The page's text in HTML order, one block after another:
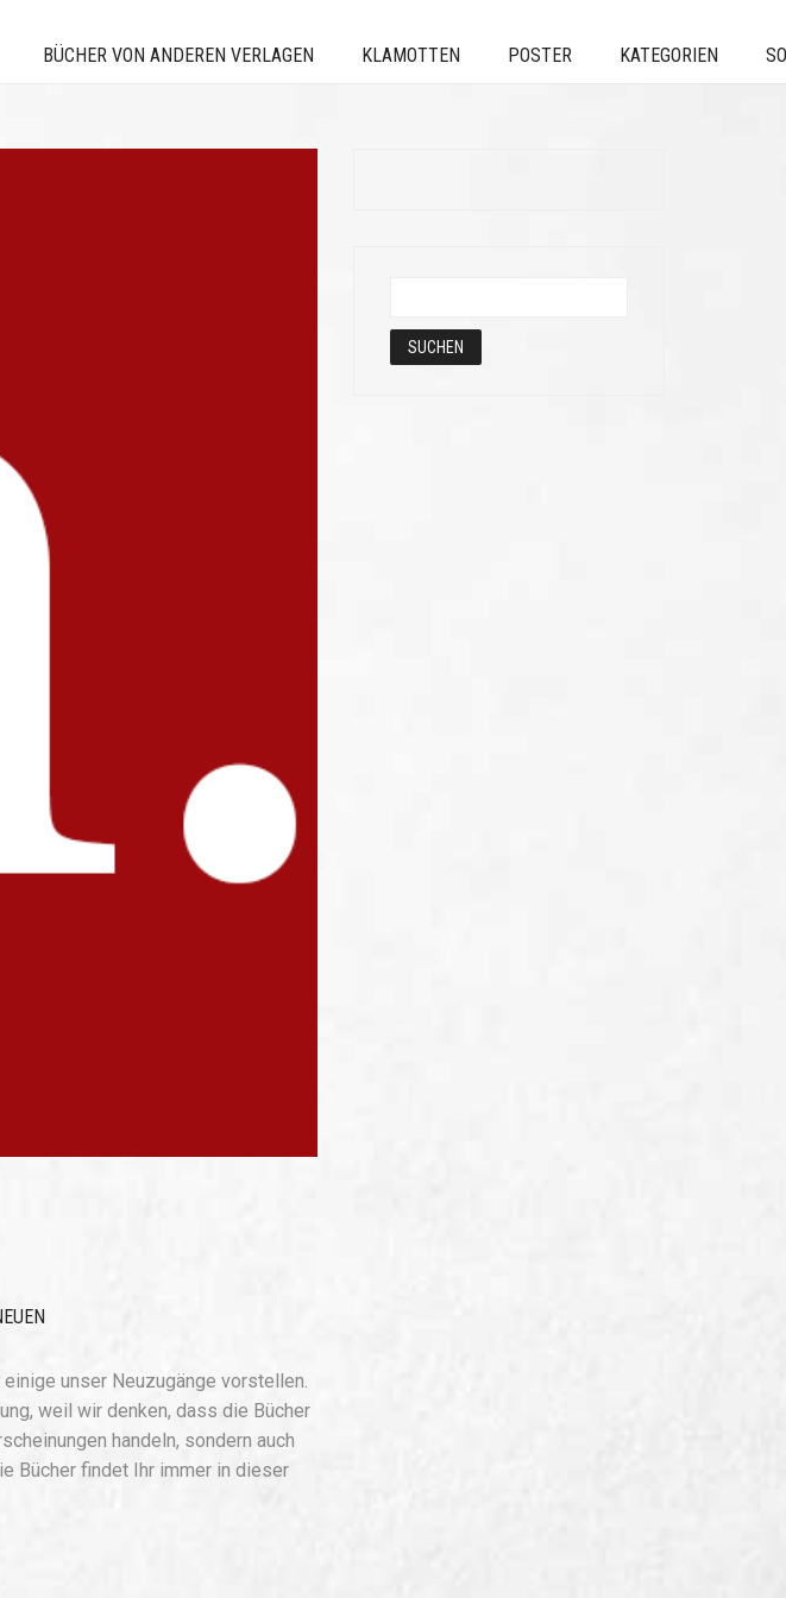
BÜCHER VON ANDEREN VERLAGEN KLAMOTTEN POSTER KATEGORIEN
unser Neuzugänge vorstellen.
weil wir denken, dass die Bücher
handeln, sondern auch
Bücher findet Ihr immer in dieser